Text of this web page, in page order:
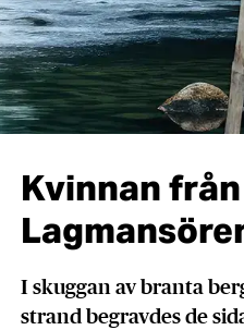
Kvinnan från
I skuggan av branta
strand begravdes de